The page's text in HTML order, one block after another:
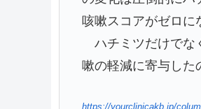
咳嗽スコアがゼロに
ハチミツだけでな
嗽の軽減に寄与した